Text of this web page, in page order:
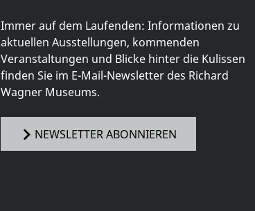
Immer auf dem Laufenden: Informationen zu
aktuellen Ausstellungen, kommenden
Veranstaltungen und Blicke hinter die Kulissen
finden Sie im E-Mail-Newsletter des Richard
Wagner Museums.
NEWSLETTER ABONNIEREN